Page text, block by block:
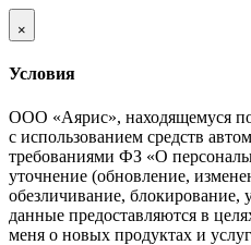
×
Условия
ООО «Аярис», находящемуся по
с использованием средств
требованиями ФЗ «О
уточнение (обновление,
обезличивание,
данные предоставляются в
меня о новых продуктах и